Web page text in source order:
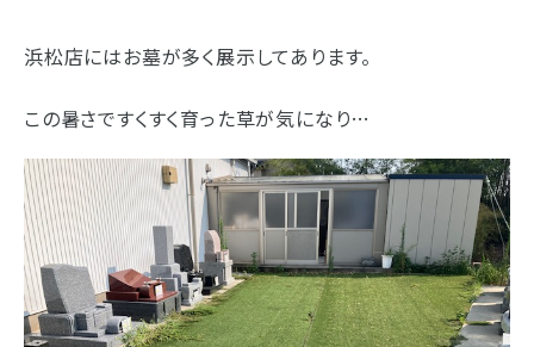
駐車場
駐車場12台駐車可能
所在地
〒434-0026
静岡県浜松市浜北区東美薗182
電話番号
053-586-7876
地図を開く 店舗評価 詳細を見る
お墓
海洋散骨
樹木葬
- セール情報
- 新着情報
浜松店にはお墓が多く展示してあります。
この暑さですくすく育った草が気になり…